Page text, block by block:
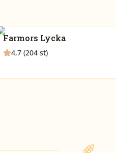
Farmors Lycka
4,7 (204 st)